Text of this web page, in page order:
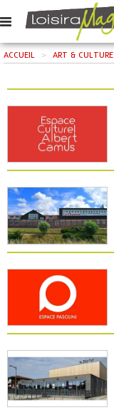
ACCUEIL > ART & CULTURE